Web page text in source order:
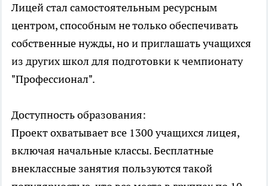
Лицей стал самостоятельным ресурсным
центром, способным не только обеспечивать
собственные нужды, но и приглашать учащихся
из других школ для подготовки к чемпионату
"Профессионал".
Доступность образования:
Проект охватывает все 1300 учащихся лицея,
включая начальные классы. Бесплатные
внеклассные занятия пользуются такой